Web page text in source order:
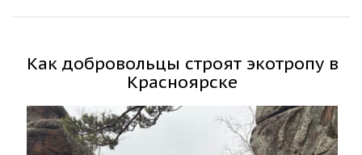
Как добровольцы строят экотропу в
Красноярске